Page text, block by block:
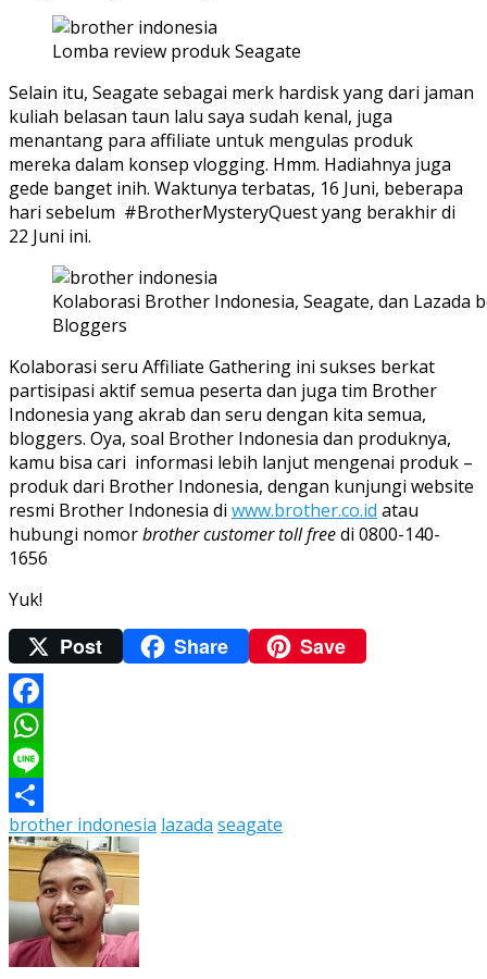
Lomba review produk Seagate
Selain itu, Seagate sebagai merk hardisk yang dari jaman
kuliah belasan taun lalu saya sudah kenal, juga
menantang para affiliate untuk mengulas produk
mereka dalam konsep vlogging. Hmm. Hadiahnya juga
gede banget inih. Waktunya terbatas, 16 Juni, beberapa
hari sebelum #BrotherMysteryQuest yang berakhir di
22 Juni ini.
Kolaborasi Brother Indonesia, Seagate, dan Lazada
Bloggers
Kolaborasi seru Affiliate Gathering ini sukses berkat
partisipasi aktif semua peserta dan juga tim Brother
Indonesia yang akrab dan seru dengan kita semua,
bloggers. Oya, soal Brother Indonesia dan produknya,
kamu bisa cari informasi lebih lanjut mengenai produk –
produk dari Brother Indonesia, dengan kunjungi website
resmi Brother Indonesia di www.brother.co.id atau
hubungi nomorbrother customer toll freedi 0800-140-
1656
Yuk!
Post Share Save
Facebook
WhatsApp
Line
Share
brother indonesia lazada seagate